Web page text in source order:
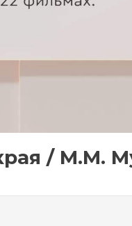
/ М.М.